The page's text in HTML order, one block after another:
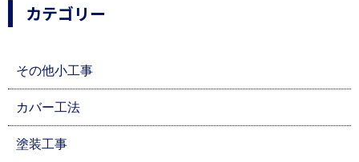
カテゴリー
その他小工事
カバー工法
塗装工事